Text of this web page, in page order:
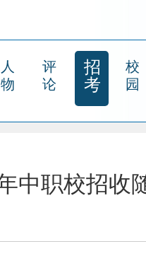
人
物
评
论
招
考
校
园
中职校招收